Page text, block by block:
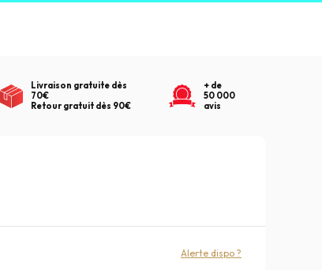
Livraison gratuite dès
70€
Retour gratuit dès 90€
+ de
50 000
avis
Alerte dispo ?